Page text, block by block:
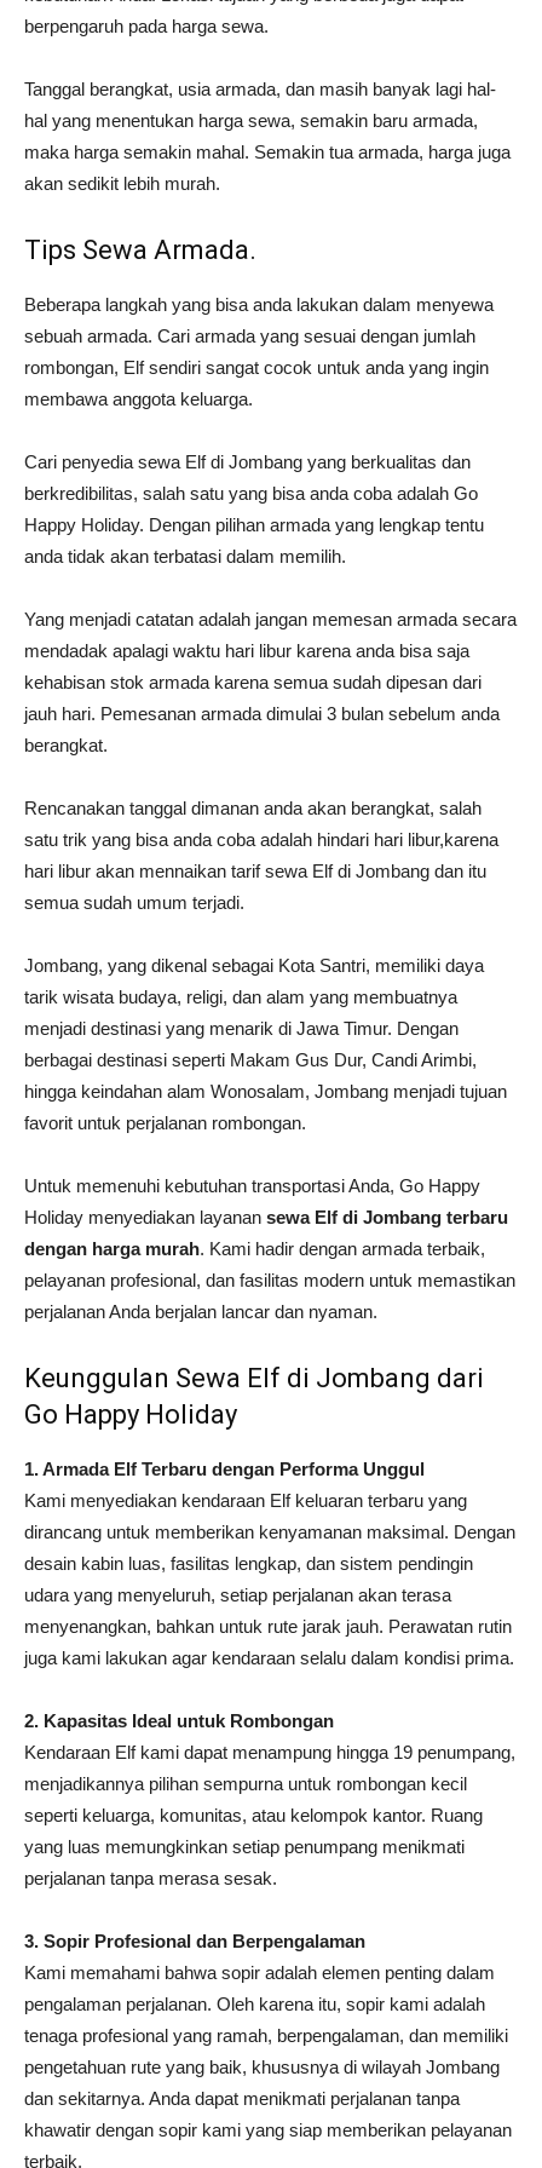
berpengaruh pada harga sewa.
Tanggal berangkat, usia armada, dan masih banyak lagi hal-
hal yang menentukan harga sewa, semakin baru armada,
maka harga semakin mahal. Semakin tua armada, harga juga
akan sedikit lebih murah.
Tips Sewa Armada.
Beberapa langkah yang bisa anda lakukan dalam menyewa
sebuah armada. Cari armada yang sesuai dengan jumlah
rombongan, Elf sendiri sangat cocok untuk anda yang ingin
membawa anggota keluarga.
Cari penyedia sewa Elf di Jombang yang berkualitas dan
berkredibilitas, salah satu yang bisa anda coba adalah Go
Happy Holiday. Dengan pilihan armada yang lengkap tentu
anda tidak akan terbatasi dalam memilih.
Yang menjadi catatan adalah jangan memesan armada secara
mendadak apalagi waktu hari libur karena anda bisa saja
kehabisan stok armada karena semua sudah dipesan dari
jauh hari. Pemesanan armada dimulai 3 bulan sebelum anda
berangkat.
Rencanakan tanggal dimanan anda akan berangkat, salah
satu trik yang bisa anda coba adalah hindari hari libur,karena
hari libur akan mennaikan tarif sewa Elf di Jombang dan itu
semua sudah umum terjadi.
Jombang, yang dikenal sebagai Kota Santri, memiliki daya
tarik wisata budaya, religi, dan alam yang membuatnya
menjadi destinasi yang menarik di Jawa Timur. Dengan
berbagai destinasi seperti Makam Gus Dur, Candi Arimbi,
hingga keindahan alam Wonosalam, Jombang menjadi tujuan
favorit untuk perjalanan rombongan.
Untuk memenuhi kebutuhan transportasi Anda, Go Happy
Holiday menyediakan layanan sewa Elf di Jombang terbaru
dengan harga murah. Kami hadir dengan armada terbaik,
pelayanan profesional, dan fasilitas modern untuk memastikan
perjalanan Anda berjalan lancar dan nyaman.
Keunggulan Sewa Elf di Jombang dari
Go Happy Holiday
1. Armada Elf Terbaru dengan Performa Unggul
Kami menyediakan kendaraan Elf keluaran terbaru yang
dirancang untuk memberikan kenyamanan maksimal. Dengan
desain kabin luas, fasilitas lengkap, dan sistem pendingin
udara yang menyeluruh, setiap perjalanan akan terasa
menyenangkan, bahkan untuk rute jarak jauh. Perawatan rutin
juga kami lakukan agar kendaraan selalu dalam kondisi prima.
2. Kapasitas Ideal untuk Rombongan
Kendaraan Elf kami dapat menampung hingga 19 penumpang,
menjadikannya pilihan sempurna untuk rombongan kecil
seperti keluarga, komunitas, atau kelompok kantor. Ruang
yang luas memungkinkan setiap penumpang menikmati
perjalanan tanpa merasa sesak.
3. Sopir Profesional dan Berpengalaman
Kami memahami bahwa sopir adalah elemen penting dalam
pengalaman perjalanan. Oleh karena itu, sopir kami adalah
tenaga profesional yang ramah, berpengalaman, dan memiliki
pengetahuan rute yang baik, khususnya di wilayah Jombang
dan sekitarnya. Anda dapat menikmati perjalanan tanpa
khawatir dengan sopir kami yang siap memberikan pelayanan
terbaik.